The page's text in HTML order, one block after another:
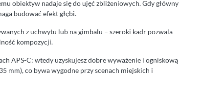
obiektyw nadaje się do ujęć zbliżeniowych. Gdy główny
budować efekt głębi.
z uchwytu lub na gimbalu – szeroki kadr pozwala
kompozycji.
APS-C: wtedy uzyskujesz dobre wyważenie i ogniskową
mm), co bywa wygodne przy scenach miejskich i